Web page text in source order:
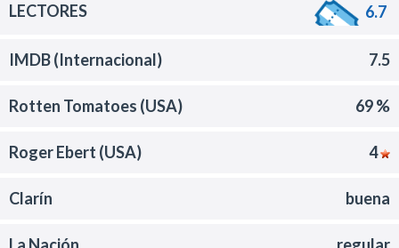
LECTORES 6.7
IMDB (Internacional) 7.5
Rotten Tomatoes (USA) 69 %
Roger Ebert (USA) 4
Clarín buena